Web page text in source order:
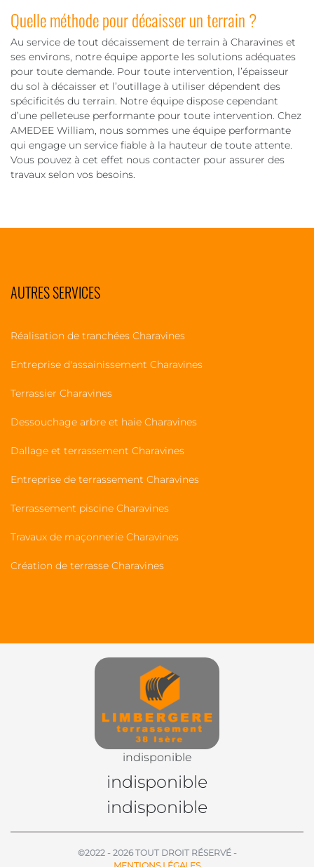
Quelle méthode pour décaisser un terrain ?
Au service de tout décaissement de terrain à Charavines et
ses environs, notre équipe apporte les solutions adéquates
pour toute demande. Pour toute intervention, l’épaisseur
du sol à décaisser et l’outillage à utiliser dépendent des
spécificités du terrain. Notre équipe dispose cependant
d’une pelleteuse performante pour toute intervention. Chez
AMEDEE William, nous sommes une équipe performante
qui engage un service fiable à la hauteur de toute attente.
Vous pouvez à cet effet nous contacter pour assurer des
travaux selon vos besoins.
AUTRES SERVICES
Réalisation de tranchées Charavines
Entreprise d'assainissement Charavines
Terrassier Charavines
Dessouchage arbre et haie Charavines
Dallage et terrassement Charavines
Entreprise de terrassement Charavines
Terrassement piscine Charavines
Travaux de maçonnerie Charavines
Création de terrasse Charavines
indisponible
indisponible
indisponible
©2022 - 2026 TOUT DROIT RÉSERVÉ -